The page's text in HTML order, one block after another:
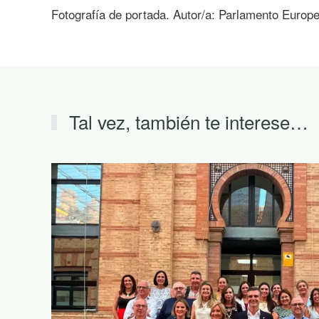
Fotografía de portada. Autor/a: Parlamento
Tal vez, también te interese…